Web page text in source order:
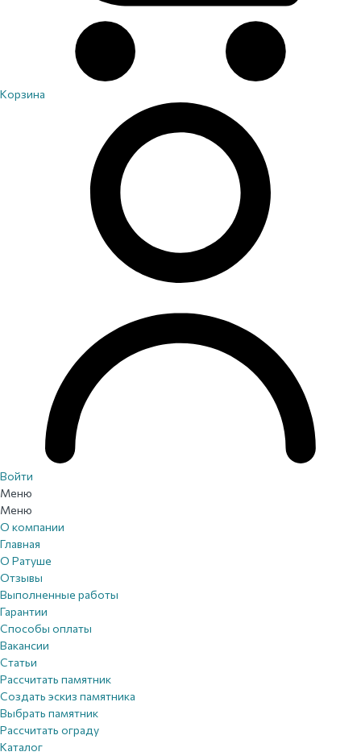
Корзина
Войти
Меню
Меню
О компании
Главная
О Ратуше
Отзывы
Выполненные работы
Гарантии
Способы оплаты
Вакансии
Статьи
Рассчитать памятник
Создать эскиз памятника
Выбрать памятник
Рассчитать ограду
Каталог